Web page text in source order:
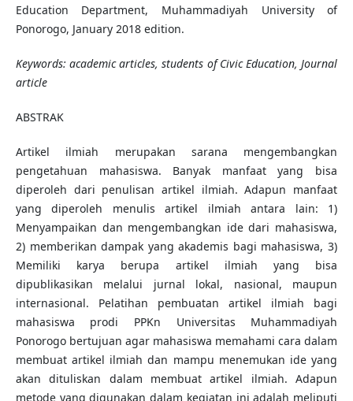
Education Department, Muhammadiyah University of
Ponorogo, January 2018 edition.
Keywords: academic articles, students of Civic Education, Journal
article
ABSTRAK
Artikel ilmiah merupakan sarana mengembangkan
pengetahuan mahasiswa. Banyak manfaat yang bisa
diperoleh dari penulisan artikel ilmiah. Adapun manfaat
yang diperoleh menulis artikel ilmiah antara lain: 1)
Menyampaikan dan mengembangkan ide dari mahasiswa,
2) memberikan dampak yang akademis bagi mahasiswa, 3)
Memiliki karya berupa artikel ilmiah yang bisa
dipublikasikan melalui jurnal lokal, nasional, maupun
internasional. Pelatihan pembuatan artikel ilmiah bagi
mahasiswa prodi PPKn Universitas Muhammadiyah
Ponorogo bertujuan agar mahasiswa memahami cara dalam
membuat artikel ilmiah dan mampu menemukan ide yang
akan dituliskan dalam membuat artikel ilmiah. Adapun
metode yang digunakan dalam kegiatan ini adalah meliputi